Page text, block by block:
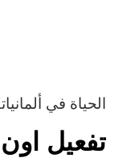
الحياة في ألمانيا
تفعيل